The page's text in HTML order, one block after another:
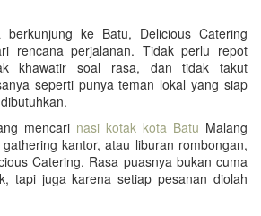
ke Batu, Delicious Catering
rencana perjalanan. Tidak perlu repot
khawatir soal rasa, dan tidak takut
seperti punya teman lokal yang siap
mencari nasi kotak kota Batu Malang
kantor, atau liburan rombongan,
Catering. Rasa puasnya bukan cuma
tapi juga karena setiap pesanan diolah